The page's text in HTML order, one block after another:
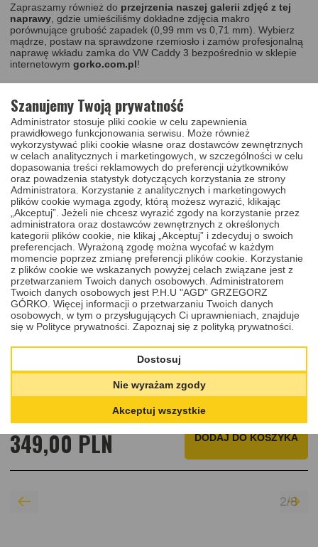
Zapraszamy również do przejrzenia naszej galerii zdjęć z tej
naprawy , gdzie umieściliśmy dokładne zdjęcia makro
porównujące grubość zapadek (0,99 mm vs 0,71 mm). Wybierz
mądrze, postaw na sprawdzone rzemiosło i zamów profesjonalną
naprawę wkładu zamka do VW Caddy 3 bezpośrednio w sklepie
internetowym gorko.com.pl!
NAPRAWA WKŁADU ZAMKA
VOLKSWAGEN CADDY III, TOURAN I
(2003-2015)
Oferujemy kompleksową naprawę wkładu zamka samochodów
marki Volkswagen w modelach Caddy III, Touran I produkowanych
w latach 2003-2015.
Cena
349,00 PLN DODAJDO KOSZYKA
2/8
Szanujemy Twoją prywatność
Administrator stosuje pliki cookie w celu zapewnienia
prawidłowego funkcjonowania serwisu. Może również
wykorzystywać pliki cookie własne oraz dostawców zewnętrznych
w celach analitycznych i marketingowych, w szczególności w celu
dopasowania treści reklamowych do preferencji użytkowników
oraz powadzenia statystyk dotyczących korzystania ze strony
Administratora. Korzystanie z analitycznych i marketingowych
plików cookie wymaga zgody, którą możesz wyrazić, klikając
„Akceptuj”. Jeżeli nie chcesz wyrazić zgody na korzystanie przez
administratora oraz dostawców zewnętrznych z określonych
kategorii plików cookie, nie klikaj „Akceptuj” i zdecyduj o swoich
preferencjach. Wyrażoną zgodę można wycofać w każdym
momencie poprzez zmianę preferencji plików cookie. Korzystanie
z plików cookie we wskazanych powyżej celach związane jest z
przetwarzaniem Twoich danych osobowych. Administratorem
Twoich danych osobowych jest P.H.U "AGD" GRZEGORZ
GÓRKO. Więcej informacji o przetwarzaniu Twoich danych
osobowych, w tym o przysługujących Ci uprawnieniach, znajduje
się w Polityce prywatności. Zapoznaj się z polityką prywatności.
Dostosuj
Nie wyrażam zgody
Akceptuj wszystkie